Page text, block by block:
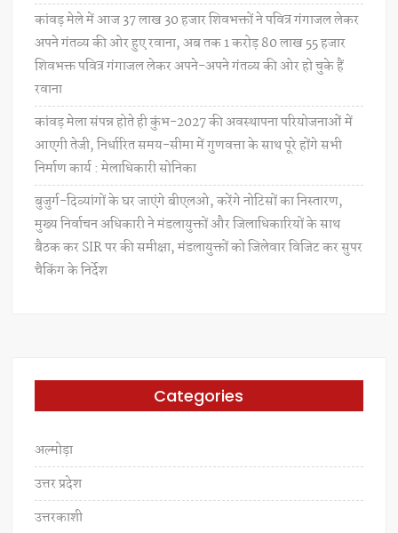
कांवड़ मेले में आज 37 लाख 30 हजार शिवभक्तों ने पवित्र गंगाजल लेकर
अपने गंतव्य की ओर हुए रवाना, अब तक 1 करोड़ 80 लाख 55 हजार
शिवभक्त पवित्र गंगाजल लेकर अपने-अपने गंतव्य की ओर हो चुके हैं
रवाना
कांवड़ मेला संपन्न होते ही कुंभ-2027 की अवस्थापना परियोजनाओं में
आएगी तेजी, निर्धारित समय-सीमा में गुणवत्ता के साथ पूरे होंगे सभी
निर्माण कार्य : मेलाधिकारी सोनिका
बुजुर्ग-दिव्यांगों के घर जाएंगे बीएलओ, करेंगे नोटिसों का निस्तारण,
मुख्य निर्वाचन अधिकारी ने मंडलायुक्तों और जिलाधिकारियों के साथ
बैठक कर SIR पर की समीक्षा, मंडलायुक्तों को जिलेवार विजिट कर सुपर
चैकिंग के निर्देश
Categories
अल्मोड़ा
उत्तर प्रदेश
उत्तरकाशी